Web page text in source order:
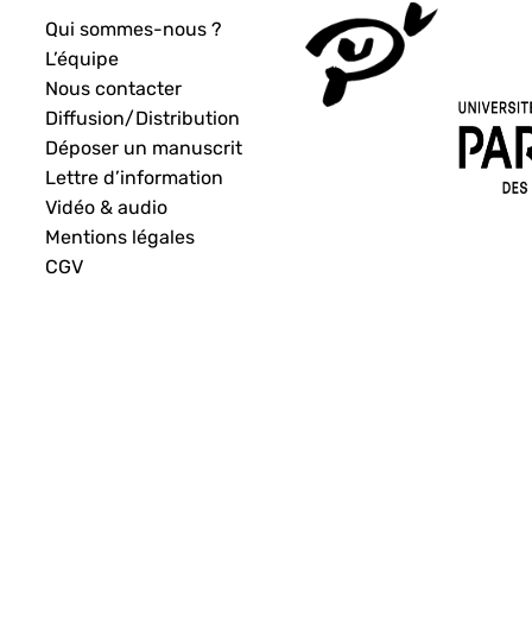
Qui sommes-nous ?
L’équipe
Nous contacter
Diffusion/Distribution
Déposer un manuscrit
Lettre d’information
Vidéo & audio
Mentions légales
CGV